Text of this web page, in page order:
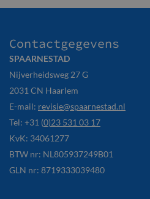
Contactgegevens
SPAARNESTAD
Nijverheidsweg 27 G
2031 CN Haarlem
E-mail: revisie@spaarnestad.nl
Tel: +31 (0)23 531 03 17
KvK: 34061277
BTW nr: NL805937249B01
GLN nr: 8719333039480